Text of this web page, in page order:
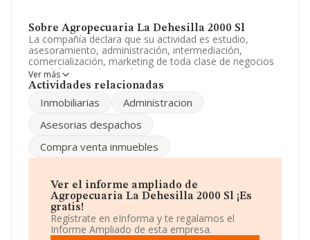
Sobre Agropecuaria La Dehesilla 2000 Sl
La compañía declara que su actividad es estudio,
asesoramiento, administración, intermediación,
comercialización, marketing de toda clase de negocios
inmobiliarios. adquisición, compra, venta y arredamiento
de toda clase de inmuebles. La empresa es una
'Otras actividades de construcción especializada
mercados exteriores.
Para llamar las oficinas se puede hacer a través del
número 927309397.
La compañíaAgropecuaria La Dehesilla 2000 S.L
B10257723, se encuentra en Calle Manuel Fernandez
núm. 3, (10940), Garrovillas, Cáceres, Extremadura.
Con los datos a disposición de INFORMA sobre 41.135
Ver más
Actividades relacionadas
Inmobiliarias
Administracion
Asesorias despachos
Compra venta inmuebles
Ver el informe ampliado de
Agropecuaria La Dehesilla 2000 Sl ¡Es
gratis!
Regístrate en eInforma y te regalamos el
Informe Ampliado de esta empresa.